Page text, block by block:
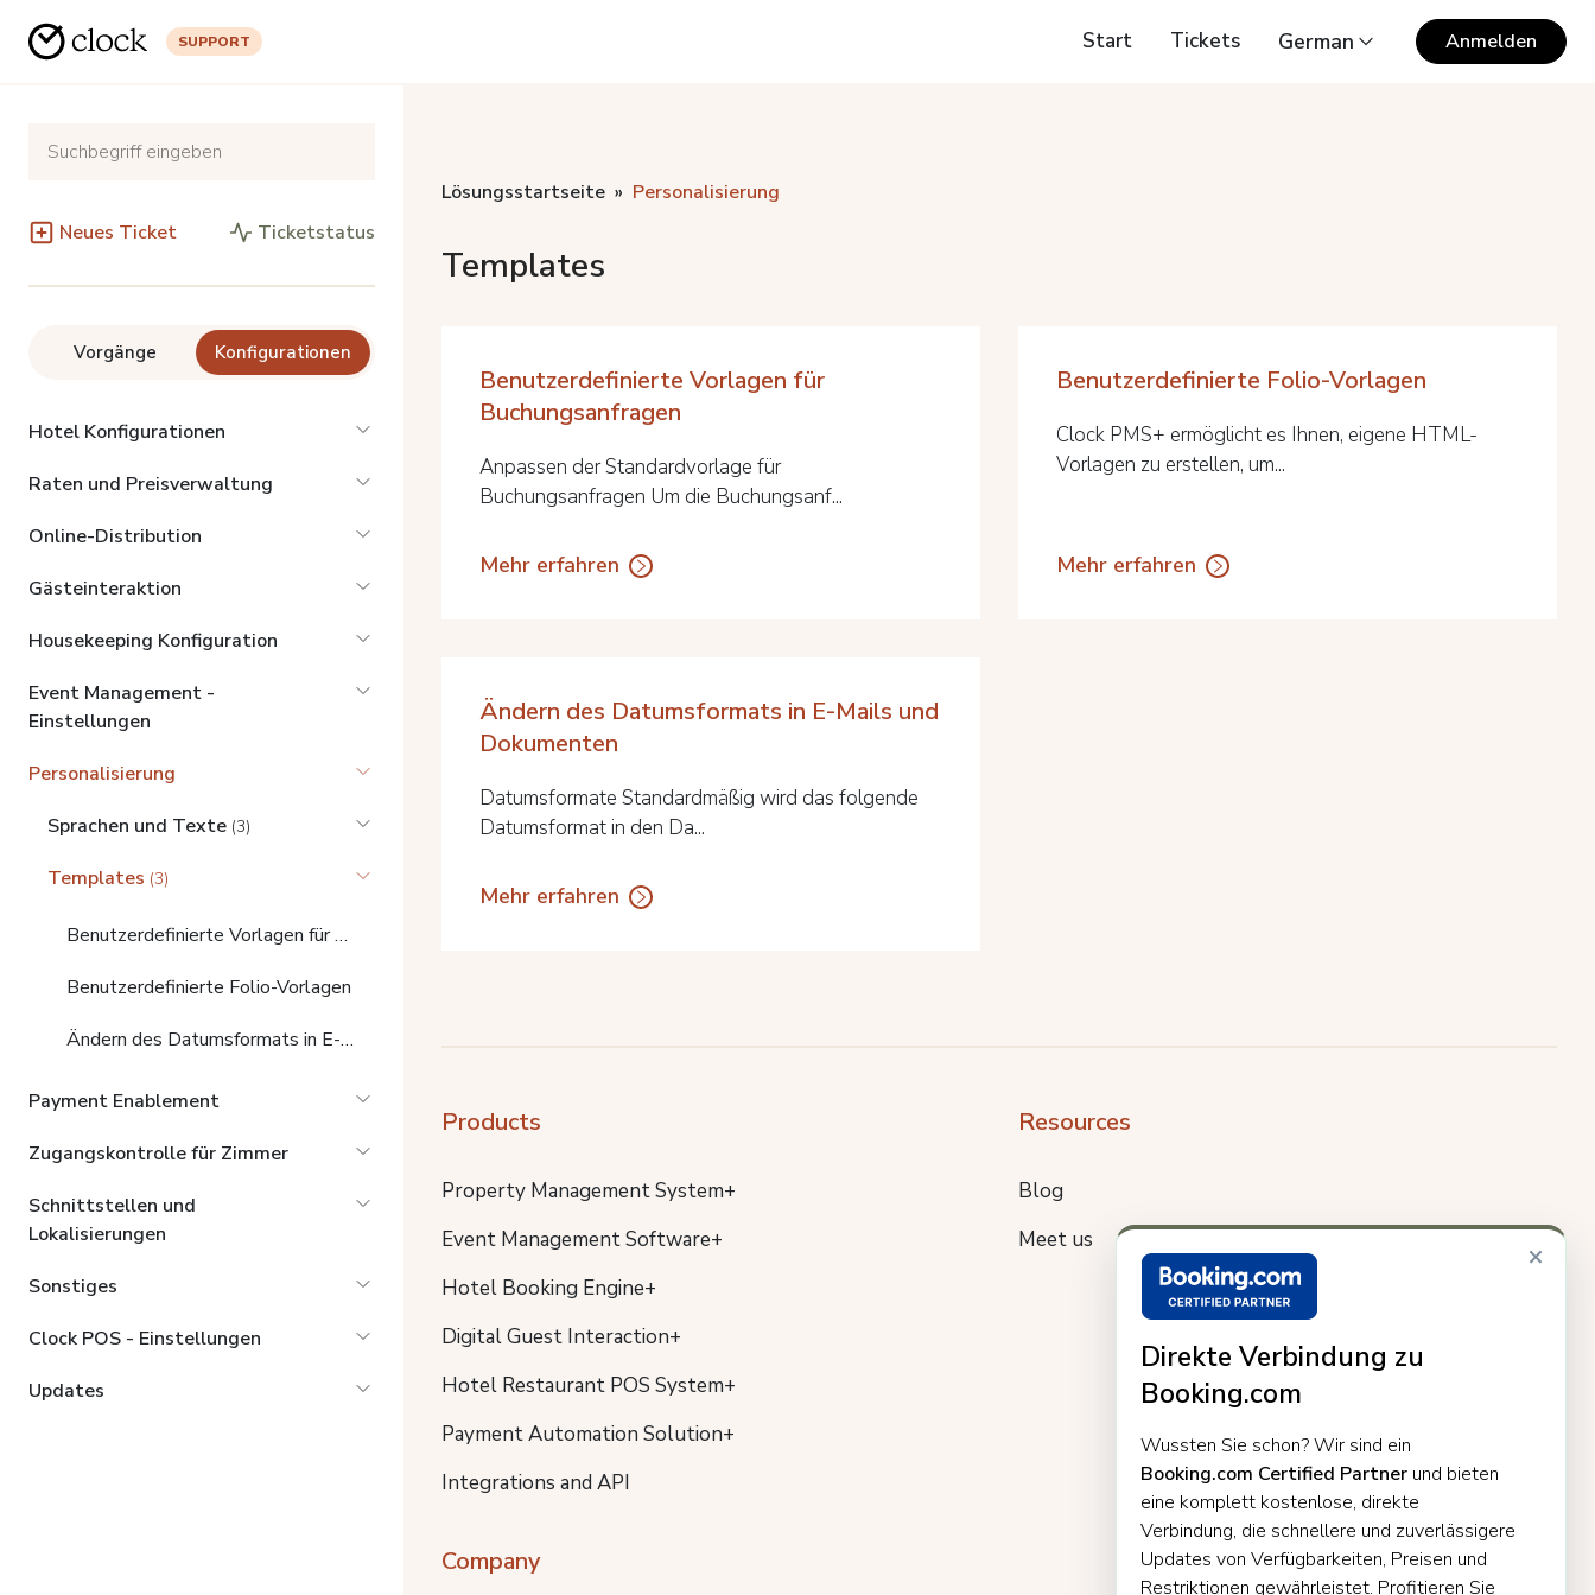
SUPPORT Start Tickets German Anmelden
×
Direkte Verbindung zu
Booking.com
Wussten Sie schon? Wir sind ein
Booking.com Certified Partner und bieten
eine komplett kostenlose, direkte
Verbindung, die schnellere und zuverlässigere
Updates von Verfügbarkeiten, Preisen und
Restriktionen gewährleistet. Profitieren Sie
Neues Ticket Ticketstatus
Vorgänge Konfigurationen
Hotel Konfigurationen
Raten und Preisverwaltung
Online-Distribution
Gästeinteraktion
Housekeeping Konfiguration
Event Management -
Einstellungen
Personalisierung
Sprachen und Texte (3)
Templates (3)
Benutzerdefinierte Vorlagen für Buchungsanfragen
Benutzerdefinierte Folio-Vorlagen
Ändern des Datumsformats in E-Mails und Dokumenten
Payment Enablement
Zugangskontrolle für Zimmer
Schnittstellen und
Lokalisierungen
Sonstiges
Clock POS - Einstellungen
Updates
Lösungsstartseite Personalisierung
Templates
Benutzerdefinierte Vorlagen für
Buchungsanfragen
Anpassen der Standardvorlage für
Buchungsanfragen Um die Buchungsanf...
Mehr erfahren
Benutzerdefinierte Folio-Vorlagen
Clock PMS+ ermöglicht es Ihnen, eigene HTML-
Vorlagen zu erstellen, um...
Mehr erfahren
Ändern des Datumsformats in E-Mails und
Dokumenten
Datumsformate Standardmäßig wird das folgende
Datumsformat in den Da...
Mehr erfahren
Products
Property Management System+
Event Management Software+
Hotel Booking Engine+
Digital Guest Interaction+
Hotel Restaurant POS System+
Payment Automation Solution+
Integrations and API
Resources
Blog
Meet us
Company